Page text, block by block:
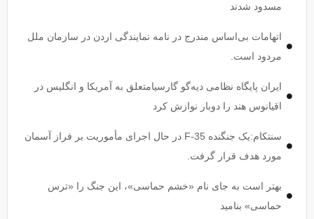
مسدود شدند
اتهامات بی‌اساس مندرج در نامه نمایندگی اردن در سازمان ملل
مردود است.
ایران پایگاه نظامی دیه‌گو گارسیامتعلق به آمریکا و انگلیس در
اقیانوس هند را دوبار نوازش کرد
سنتکام:یک جنگنده F-35 در حال اجرای مأموریت بر فراز آسمان
مورد هدف قرار گرفت.
بهتر است به جای نام «خشم حماسی»، این جنگ را «ترس
حماسی» بنامید